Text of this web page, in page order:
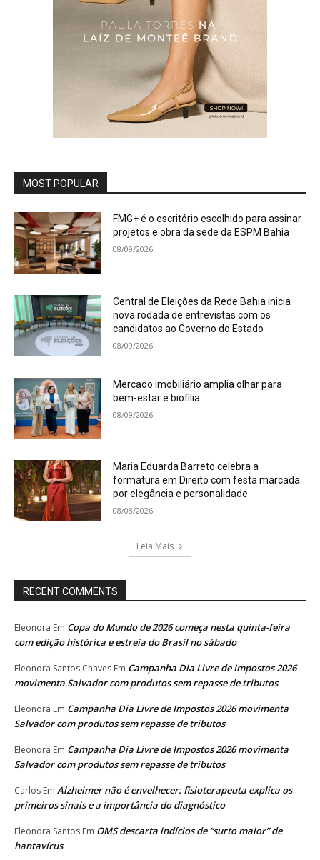
MOST POPULAR
FMG+ é o escritório escolhido para assinar
projetos e obra da sede da ESPM Bahia
08/09/2026
Central de Eleições da Rede Bahia inicia
nova rodada de entrevistas com os
candidatos ao Governo do Estado
08/09/2026
Mercado imobiliário amplia olhar para
bem-estar e biofilia
08/09/2026
Maria Eduarda Barreto celebra a
formatura em Direito com festa marcada
por elegância e personalidade
08/08/2026
Leia Mais
RECENT COMMENTS
Eleonora Em Copa do Mundo de 2026 começa nesta quinta-feira
com edição histórica e estreia do Brasil no sábado
Eleonora Santos Chaves Em Campanha Dia Livre de Impostos 2026
movimenta Salvador com produtos sem repasse de tributos
Eleonora Em Campanha Dia Livre de Impostos 2026 movimenta
Salvador com produtos sem repasse de tributos
Eleonora Em Campanha Dia Livre de Impostos 2026 movimenta
Salvador com produtos sem repasse de tributos
Carlos Em Alzheimer não é envelhecer: fisioterapeuta explica os
primeiros sinais e a importância do diagnóstico
Eleonora Santos Em OMS descarta indícios de “surto maior” de
hantavírus